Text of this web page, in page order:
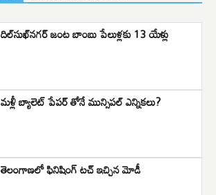
దిల్‌సుఖ్‌నగర్ జంట బాంబు పేలుళ్లకు 13 యేళ్లు
మళ్లీ బ్యాలెట్ పేపర్ తోనే మున్సిపల్ ఎన్నికలు?
తెలంగాణలో ఫినిషింగ్ టచ్ ఇచ్చిన మోడీ